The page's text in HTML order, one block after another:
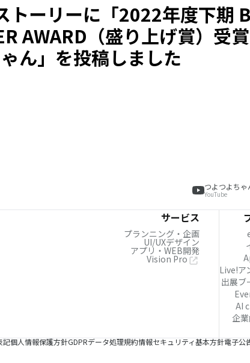
ーリーに「2022年度下期
AWARD（盛り上げ賞）受
ん」を投稿しました
つよつよちゃ
YouTube
サービス
プランニング・企画
UI/UXデザイン
アプリ・WEB開発
Vision Pro
Live!ア
出展ブ
AI
企
記個人情報保護方針GDPRデータ処理規約情報セキュリティ基本方針電子公